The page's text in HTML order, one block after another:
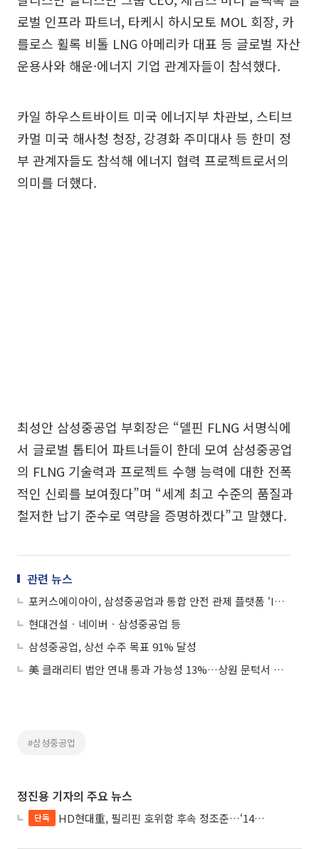
로벌 인프라 파트너, 타케시 하시모토 MOL 회장, 카
를로스 휠록 비톨 LNG 아메리카 대표 등 글로벌 자산
운용사와 해운·에너지 기업 관계자들이 참석했다.
카일 하우스트바이트 미국 에너지부 차관보, 스티브
카멀 미국 해사청 청장, 강경화 주미대사 등 한미 정
부 관계자들도 참석해 에너지 협력 프로젝트로서의
의미를 더했다.
최성안 삼성중공업 부회장은 “델핀 FLNG 서명식에
서 글로벌 톱티어 파트너들이 한데 모여 삼성중공업
의 FLNG 기술력과 프로젝트 수행 능력에 대한 전폭
적인 신뢰를 보여줬다”며 “세계 최고 수준의 품질과
철저한 납기 준수로 역량을 증명하겠다”고 말했다.
관련 뉴스
포커스에이아이, 삼성중공업과 통합 안전 관제 플랫폼 ‘ISMP’ 구축 완료
현대건설ㆍ네이버ㆍ삼성중공업 등
삼성중공업, 상선 수주 목표 91% 달성
美 클래리티 법안 연내 통과 가능성 13%…상원 문턱서 제동
#삼성중공업
정진용 기자의 주요 뉴스
단독 HD현대重, 필리핀 호위함 후속 정조준…‘14척+α’ 싹쓸이 노린다